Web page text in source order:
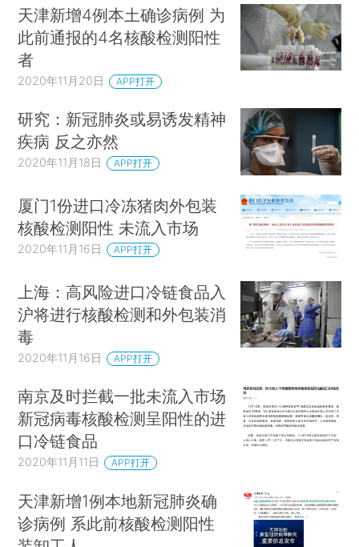
天津新增4例本土确诊病例 为
此前通报的4名核酸检测阳性
者
2020年11月20日 APP打开
研究：新冠肺炎或易诱发精神
疾病 反之亦然
2020年11月18日 APP打开
厦门1份进口冷冻猪肉外包装
核酸检测阳性 未流入市场
2020年11月16日 APP打开
上海：高风险进口冷链食品入
沪将进行核酸检测和外包装消
毒
2020年11月16日 APP打开
南京及时拦截一批未流入市场
新冠病毒核酸检测呈阳性的进
口冷链食品
2020年11月11日 APP打开
天津新增1例本地新冠肺炎确
诊病例 系此前核酸检测阳性